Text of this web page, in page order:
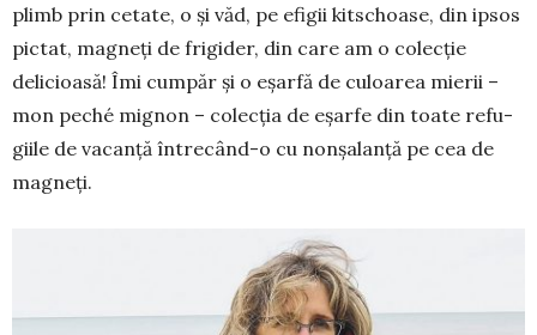
plimb prin cetate, o și văd, pe efigii kitschoa­se, din ipsos
pictat, mag­neți de frigider, din care am o colecție
delicioasă! Îmi cumpăr și o eșarfă de culoarea mierii –
mon peché mignon – colecția de eșar­fe din toate refu­
gii­le de vacanță între­când-o cu nonșalanță pe cea de
magneți.